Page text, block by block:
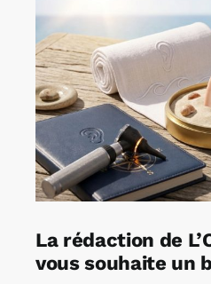
La rédaction de
vous souhaite un